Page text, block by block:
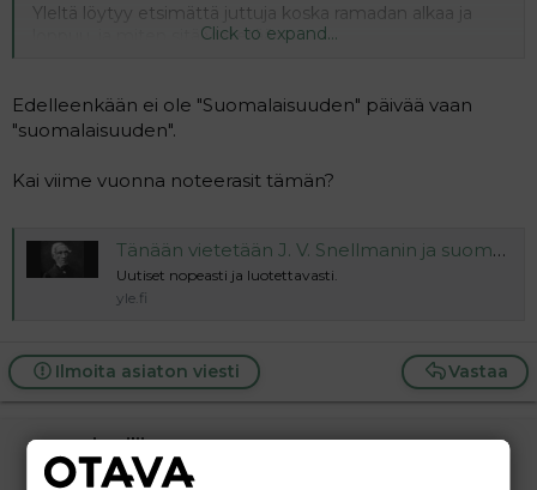
Yleltä löytyy etsimättä juttuja koska ramadan alkaa ja
loppuu, ja miten sitä vietetään...
Click to expand...
Edelleenkään ei ole "Suomalaisuuden" päivää vaan
"suomalaisuuden".
Kai viime vuonna noteerasit tämän?
Tänään vietetään J. V. Snellmanin ja suomalaisuuden päivää
Uutiset nopeasti ja luotettavasti.
yle.fi
Vastaa
Ilmoita asiaton viesti
vierailija
Vieras